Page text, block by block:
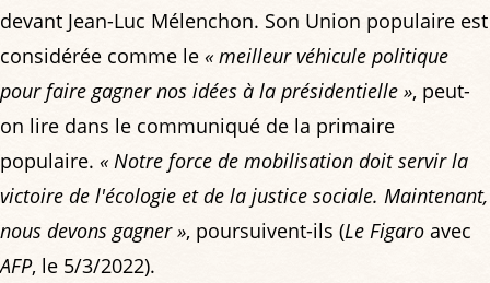
devant Jean-Luc Mélenchon. Son Union populaire est
considérée comme le « meilleur véhicule politique
pour faire gagner nos idées à la présidentielle », peut-
on lire dans le communiqué de la primaire
populaire. « Notre force de mobilisation doit servir la
victoire de l'écologie et de la justice sociale. Maintenant,
nous devons gagner », poursuivent-ils (Le Figaro avec
AFP, le 5/3/2022).